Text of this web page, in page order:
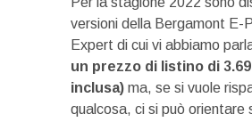
versioni della Bergamont E-
Expert di cui vi abbiamo
un prezzo di listino di
inclusa) ma, se si vuole
qualcosa, ci si può orientare